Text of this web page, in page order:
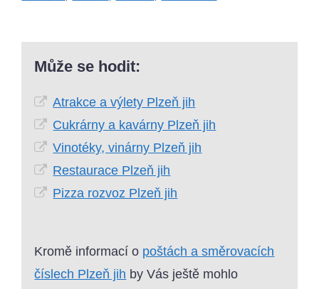
Může se hodit:
Atrakce a výlety Plzeň jih
Cukrárny a kavárny Plzeň jih
Vinotéky, vinárny Plzeň jih
Restaurace Plzeň jih
Pizza rozvoz Plzeň jih
Kromě informací o poštách a směrovacích
číslech Plzeň jih by Vás ještě mohlo